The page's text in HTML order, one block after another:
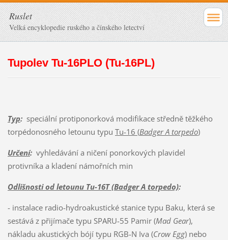
Ruslet
Velká encyklopedie ruského a čínského letectví
Tupolev Tu-16PLO (Tu-16PL)
Typ:speciální protiponorková modifikace středně těžkého
torpédonosného letounu typu Tu-16 (Badger A torpedo)
Určení:vyhledávání a ničení ponorkových plavidel
protivníka a kladení námořních min
Odlišnosti od letounu Tu-16T (Badger A torpedo):
- instalace radio-hydroakustické stanice typu Baku, která se
sestává z přijímače typu SPARU-55 Pamir (Mad Gear),
nákladu akustických bójí typu RGB-N Iva (Crow Egg) nebo